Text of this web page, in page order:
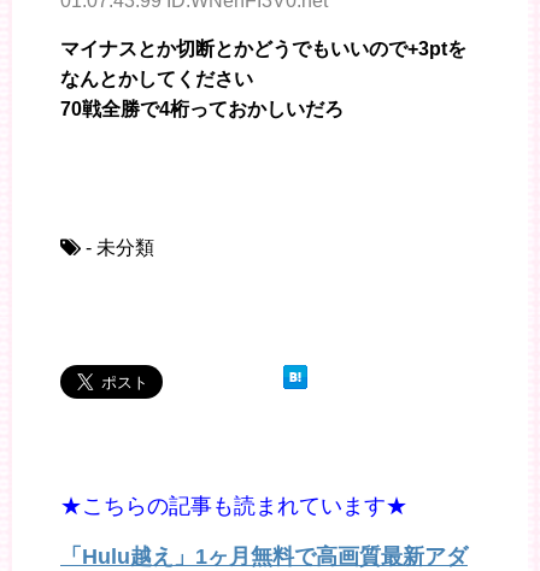
マイナスとか切断とかどうでもいいので+3ptを
なんとかしてください
70戦全勝で4桁っておかしいだろ
- 未分類
★こちらの記事も読まれています★
「Hulu越え」1ヶ月無料で高画質最新アダ